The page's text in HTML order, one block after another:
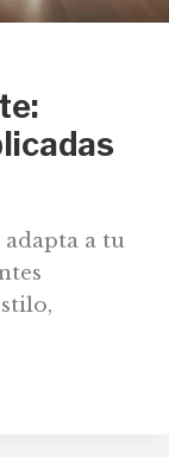
adapta a tu